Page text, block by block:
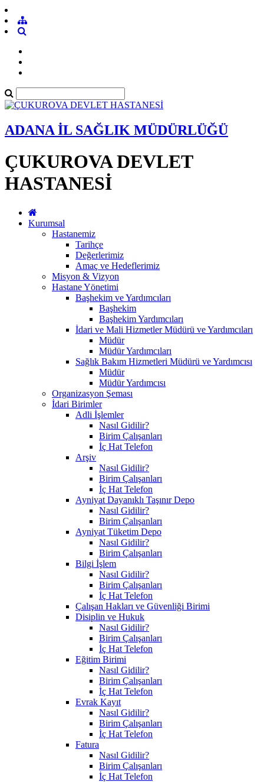
ADANA İL SAĞLIK MÜDÜRLÜĞÜ
ÇUKUROVA DEVLET
HASTANESİ
Kurumsal
Hastanemiz
Tarihçe
Değerlerimiz
Amaç ve Hedeflerimiz
Misyon & Vizyon
Hastane Yönetimi
Başhekim ve Yardımcıları
Başhekim
Başhekim Yardımcıları
İdari ve Mali Hizmetler Müdürü ve Yardımcıları
Müdür
Müdür Yardımcıları
Sağlık Bakım Hizmetleri Müdürü ve Yardımcısı
Müdür
Müdür Yardımcısı
Organizasyon Şeması
İdari Birimler
Adli İşlemler
Nasıl Gidilir?
Birim Çalışanları
İç Hat Telefon
Arşiv
Nasıl Gidilir?
Birim Çalışanları
İç Hat Telefon
Ayniyat Dayanıklı Taşınır Depo
Nasıl Gidilir?
Birim Çalışanları
Ayniyat Tüketim Depo
Nasıl Gidilir?
Birim Çalışanları
Bilgi İşlem
Nasıl Gidilir?
Birim Çalışanları
İç Hat Telefon
Çalışan Hakları ve Güvenliği Birimi
Disiplin ve Hukuk
Nasıl Gidilir?
Birim Çalışanları
İç Hat Telefon
Eğitim Birimi
Nasıl Gidilir?
Birim Çalışanları
İç Hat Telefon
Evrak Kayıt
Nasıl Gidilir?
Birim Çalışanları
İç Hat Telefon
Fatura
Nasıl Gidilir?
Birim Çalışanları
İç Hat Telefon